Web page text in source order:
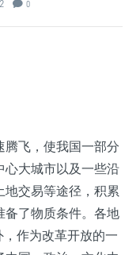
0
腾飞，使我国一部分
心大城市以及一些沿
交易等途径，积累
备了物质条件。各地
作为改革开放的一